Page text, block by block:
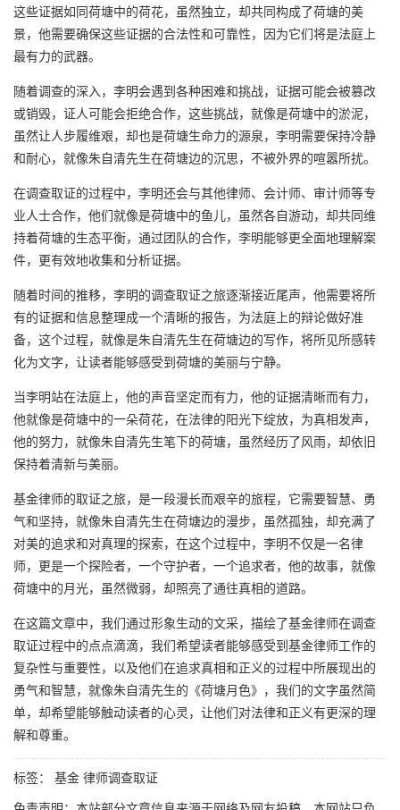
这些证据如同荷塘中的荷花，虽然独立，却共同构成了荷塘的美
景，他需要确保这些证据的合法性和可靠性，因为它们将是法庭上
最有力的武器。
随着调查的深入，李明会遇到各种困难和挑战，证据可能会被篡改
或销毁，证人可能会拒绝合作，这些挑战，就像是荷塘中的淤泥，
虽然让人步履维艰，却也是荷塘生命力的源泉，李明需要保持冷静
和耐心，就像朱自清先生在荷塘边的沉思，不被外界的喧嚣所扰。
在调查取证的过程中，李明还会与其他律师、会计师、审计师等专
业人士合作，他们就像是荷塘中的鱼儿，虽然各自游动，却共同维
持着荷塘的生态平衡，通过团队的合作，李明能够更全面地理解案
件，更有效地收集和分析证据。
随着时间的推移，李明的调查取证之旅逐渐接近尾声，他需要将所
有的证据和信息整理成一个清晰的报告，为法庭上的辩论做好准
备，这个过程，就像是朱自清先生在荷塘边的写作，将所见所感转
化为文字，让读者能够感受到荷塘的美丽与宁静。
当李明站在法庭上，他的声音坚定而有力，他的证据清晰而有力，
他就像是荷塘中的一朵荷花，在法律的阳光下绽放，为真相发声，
他的努力，就像朱自清先生笔下的荷塘，虽然经历了风雨，却依旧
保持着清新与美丽。
基金律师的取证之旅，是一段漫长而艰辛的旅程，它需要智慧、勇
气和坚持，就像朱自清先生在荷塘边的漫步，虽然孤独，却充满了
对美的追求和对真理的探索，在这个过程中，李明不仅是一名律
师，更是一个探险者，一个守护者，一个追求者，他的故事，就像
荷塘中的月光，虽然微弱，却照亮了通往真相的道路。
在这篇文章中，我们通过形象生动的文采，描绘了基金律师在调查
取证过程中的点点滴滴，我们希望读者能够感受到基金律师工作的
复杂性与重要性，以及他们在追求真相和正义的过程中所展现出的
勇气和智慧，就像朱自清先生的《荷塘月色》，我们的文字虽然简
单，却希望能够触动读者的心灵，让他们对法律和正义有更深的理
解和尊重。
标签： 基金 律师调查取证